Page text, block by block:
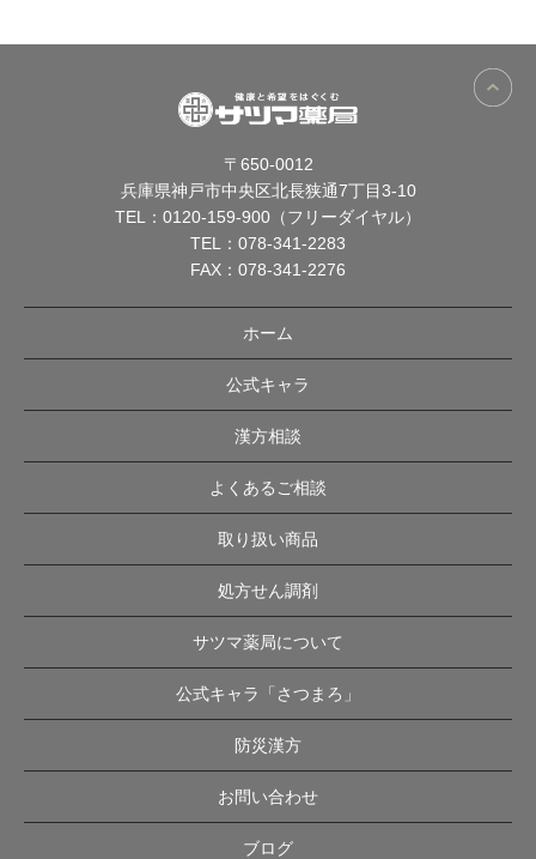
〒650-0012
兵庫県神戸市中央区北長狭通7丁目3-10
TEL： 0120-159-900（フリーダイヤル）
TEL： 078-341-2283
FAX：078-341-2276
ホーム
公式キャラ
漢方相談
よくあるご相談
取り扱い商品
処方せん調剤
サツマ薬局について
公式キャラ「さつまろ」
防災漢方
お問い合わせ
ブログ